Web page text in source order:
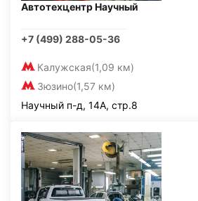
Автотехцентр Научный
+7 (499) 288-05-36
Калужская(1,09 км)
Зюзино(1,57 км)
Научный п-д, 14А, стр.8